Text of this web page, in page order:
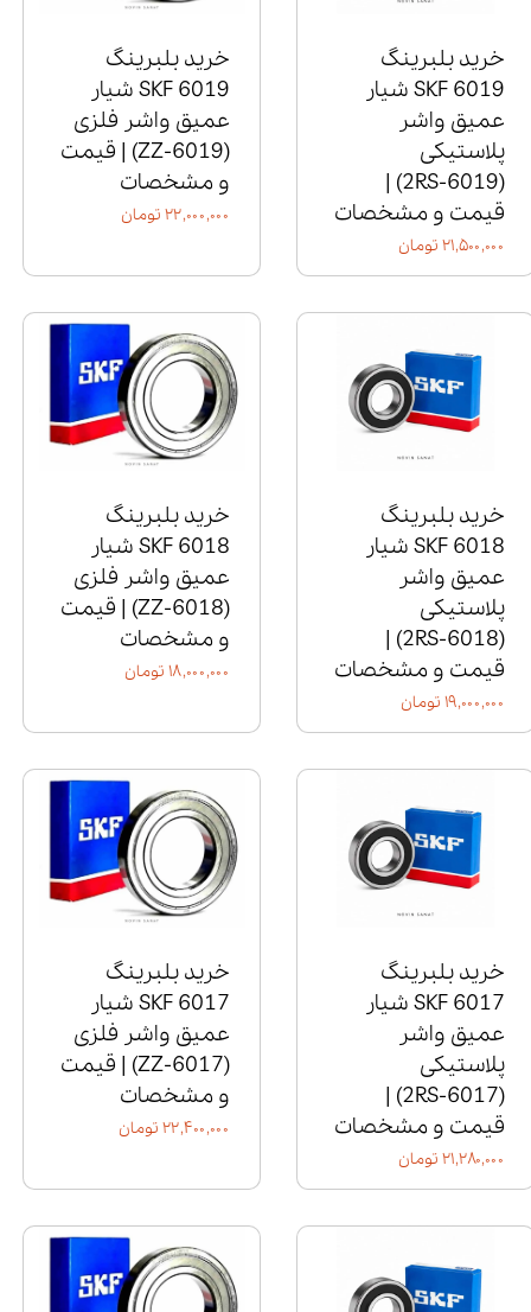
خرید بلبرینگ
6019 SKF شیار
عمیق واشر
پلاستیکی
(6019‑2RS) |
قیمت و مشخصات
۲۱,۵۰۰,۰۰۰ تومان
خرید بلبرینگ
6019 SKF شیار
عمیق واشر فلزی
(6019‑ZZ) | قیمت
و مشخصات
۲۲,۰۰۰,۰۰۰ تومان
خرید بلبرینگ
6018 SKF شیار
عمیق واشر
پلاستیکی
(6018‑2RS) |
قیمت و مشخصات
۱۹,۰۰۰,۰۰۰ تومان
خرید بلبرینگ
6018 SKF شیار
عمیق واشر فلزی
(6018‑ZZ) | قیمت
و مشخصات
۱۸,۰۰۰,۰۰۰ تومان
خرید بلبرینگ
6017 SKF شیار
عمیق واشر
پلاستیکی
(6017‑2RS) |
قیمت و مشخصات
۲۱,۲۸۰,۰۰۰ تومان
خرید بلبرینگ
6017 SKF شیار
عمیق واشر فلزی
(6017‑ZZ) | قیمت
و مشخصات
۲۲,۴۰۰,۰۰۰ تومان